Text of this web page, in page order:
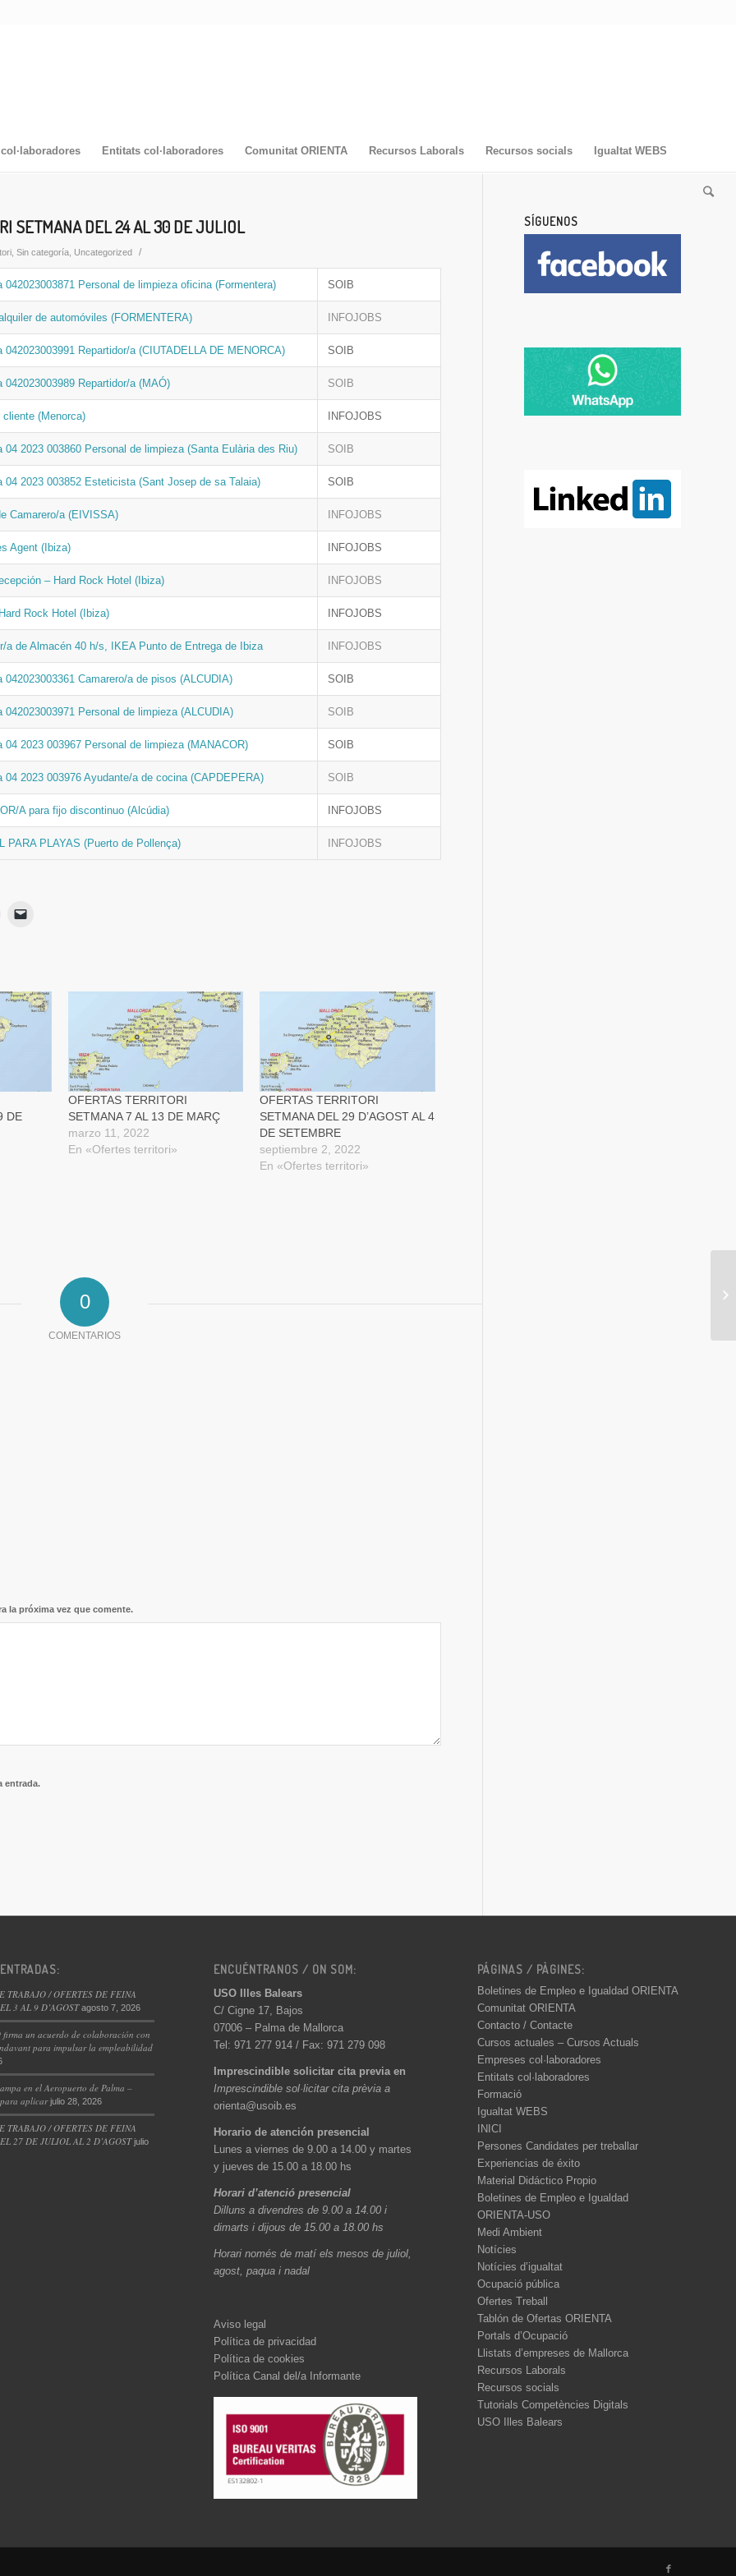
Entitats col·laboradores Comunitat ORIENTA Recursos Laborals Recursos socials Igualtat WEBS
SETMANA DEL 24 AL 30 DE JULIOL
Sin categoría Uncategorized /
042023003871 Personal de limpieza oficina (Formentera) SOIB
de automóviles (FORMENTERA) INFOJOBS
042023003991 Repartidor/a (CIUTADELLA DE MENORCA) SOIB
042023003989 Repartidor/a (MAÓ) SOIB
(Menorca) INFOJOBS
04 2023 003860 Personal de limpieza (Santa Eulària des Riu) SOIB
04 2023 003852 Esteticista (Sant Josep de sa Talaia) SOIB
Camarero/a (EIVISSA) INFOJOBS
Agent (Ibiza) INFOJOBS
– Hard Rock Hotel (Ibiza) INFOJOBS
Rock Hotel (Ibiza) INFOJOBS
a de Almacén 40 h/s, IKEA Punto de Entrega de Ibiza INFOJOBS
042023003361 Camarero/a de pisos (ALCUDIA) SOIB
042023003971 Personal de limpieza (ALCUDIA) SOIB
04 2023 003967 Personal de limpieza (MANACOR) SOIB
04 2023 003976 Ayudante/a de cocina (CAPDEPERA) SOIB
A para fijo discontinuo (Alcúdia) INFOJOBS
PARA PLAYAS (Puerto de Pollença) INFOJOBS
electrónico
a
nueva)
DE
OFERTAS TERRITORI
SETMANA 7 AL 13 DE MARÇ
marzo 11, 2022
En «Ofertes territori»
OFERTAS TERRITORI
SETMANA DEL 29 D’AGOST AL 4
DE SETEMBRE
septiembre 2, 2022
En «Ofertes territori»
0
COMENTARIOS
la próxima vez que comente.
entrada.
SÍGUENOS
TRABAJO / OFERTES DE FEINA
3 AL 9 D’AGOST agosto 7, 2026
firma un acuerdo de colaboración con
para impulsar la empleabilidad
en el Aeropuerto de Palma –
aplicar julio 28, 2026
TRABAJO / OFERTES DE FEINA
27 DE JULIOL AL 2 D’AGOST julio
ENCUÉNTRANOS / ON SOM:
USO Illes Balears
C/ Cigne 17, Bajos
07006 – Palma de Mallorca
Tel: 971 277 914 / Fax: 971 279 098
Imprescindible solicitar cita previa en
Imprescindible sol·licitar cita prèvia a
orienta@usoib.es
Horario de atención presencial
Lunes a viernes de 9.00 a 14.00 y martes
y jueves de 15.00 a 18.00 hs
Horari d’atenció presencial
Dilluns a divendres de 9.00 a 14.00 i
dimarts i dijous de 15.00 a 18.00 hs
Horari només de matí els mesos de juliol,
agost, paqua i nadal
Aviso legal
Política de privacidad
Política de cookies
Política Canal del/a Informante
PÁGINAS / PÀGINES:
Boletines de Empleo e Igualdad ORIENTA
Comunitat ORIENTA
Contacto / Contacte
Cursos actuales – Cursos Actuals
Empreses col·laboradores
Entitats col·laboradores
Formació
Igualtat WEBS
INICI
Persones Candidates per treballar
Experiencias de éxito
Material Didáctico Propio
Boletines de Empleo e Igualdad
ORIENTA-USO
Medi Ambient
Notícies
Notícies d’igualtat
Ocupació pública
Ofertes Treball
Tablón de Ofertas ORIENTA
Portals d’Ocupació
Llistats d’empreses de Mallorca
Recursos Laborals
Recursos socials
Tutorials Competències Digitals
USO Illes Balears